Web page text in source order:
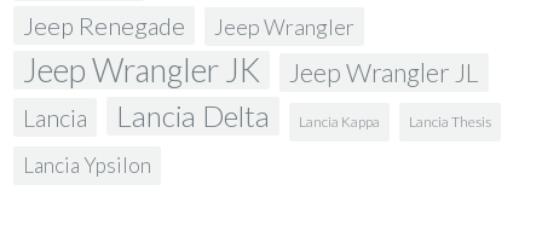
Jeep Renegade Jeep Wrangler
Jeep Wrangler JK Jeep Wrangler JL
Lancia Lancia Delta Lancia Kappa Lancia Thesis
Lancia Ypsilon